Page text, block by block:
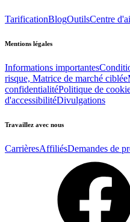
TarificationBlogOutilsCentre
Mentions légales
Informations importantes
risque, Matrice de marché ciblée
confidentialitéPolitique de
d'accessibilitéDivulgations
Travaillez avec nous
CarrièresAffiliésDemandes de